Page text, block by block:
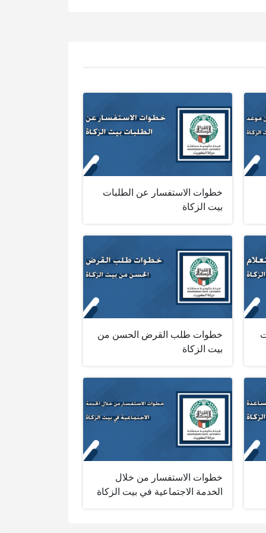
خطوات الاستفسار عن الطلبات
بيت الزكاة
خطوات طلب القرض الحسن من
بيت الزكاة
خطوات الاستفسار من خلال
الخدمة الاجتماعية في بيت الزكاة